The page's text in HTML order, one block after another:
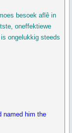
besoek aflê in
oneffektiewe
ongelukkig steeds
named him the